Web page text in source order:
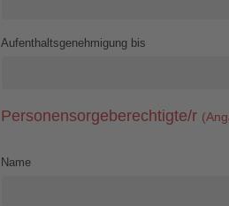
Aufenthaltsgenehmigung bis
Personensorgeberechtigte/r
Name